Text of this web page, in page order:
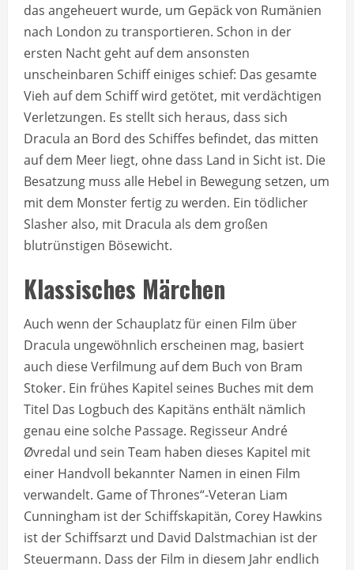
das angeheuert wurde, um Gepäck von Rumänien
nach London zu transportieren. Schon in der
ersten Nacht geht auf dem ansonsten
unscheinbaren Schiff einiges schief: Das gesamte
Vieh auf dem Schiff wird getötet, mit verdächtigen
Verletzungen. Es stellt sich heraus, dass sich
Dracula an Bord des Schiffes befindet, das mitten
auf dem Meer liegt, ohne dass Land in Sicht ist. Die
Besatzung muss alle Hebel in Bewegung setzen, um
mit dem Monster fertig zu werden. Ein tödlicher
Slasher also, mit Dracula als dem großen
blutrünstigen Bösewicht.
Klassisches Märchen
Auch wenn der Schauplatz für einen Film über
Dracula ungewöhnlich erscheinen mag, basiert
auch diese Verfilmung auf dem Buch von Bram
Stoker. Ein frühes Kapitel seines Buches mit dem
Titel Das Logbuch des Kapitäns enthält nämlich
genau eine solche Passage. Regisseur André
Øvredal und sein Team haben dieses Kapitel mit
einer Handvoll bekannter Namen in einen Film
verwandelt. Game of Thrones“-Veteran Liam
Cunningham ist der Schiffskapitän, Corey Hawkins
ist der Schiffsarzt und David Dalstmachian ist der
Steuermann. Dass der Film in diesem Jahr endlich